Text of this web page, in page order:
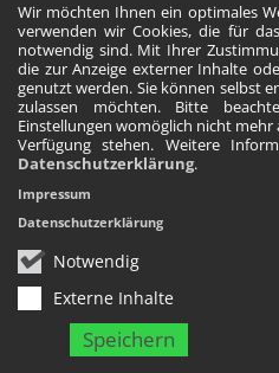
Wir möchten Ihnen ein optimales
verwenden wir Cookies, die für
notwendig sind. Mit Ihrer
die zur Anzeige externer Inhalte
genutzt werden. Sie können selbst
zulassen möchten. Bitte
Einstellungen womöglich nicht
Verfügung stehen. Weitere
Datenschutzerklärung.
Notwendig
Externe Inhalte
Speichern
Impressum
Datenschutzerklärung